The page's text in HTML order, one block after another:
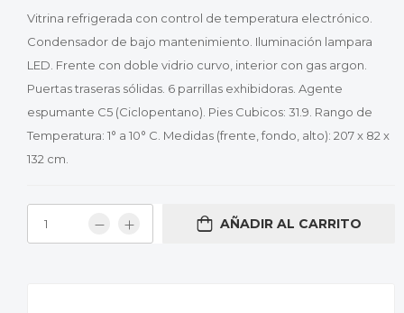
Vitrina refrigerada con control de temperatura electrónico.
Condensador de bajo mantenimiento. Iluminación lampara
LED. Frente con doble vidrio curvo, interior con gas argon.
Puertas traseras sólidas. 6 parrillas exhibidoras. Agente
espumante C5 (Ciclopentano). Pies Cubicos: 31.9. Rango de
Temperatura: 1° a 10° C. Medidas (frente, fondo, alto): 207 x 82 x
132 cm.
AÑADIR AL CARRITO